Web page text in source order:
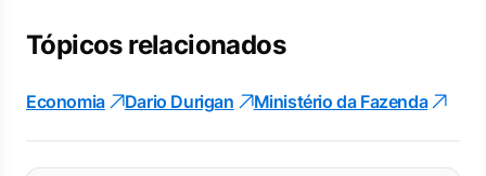
Tópicos relacionados
Economia Dario Durigan Ministério da Fazenda